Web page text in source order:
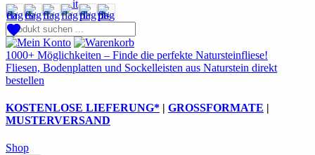
1000+ Möglichkeiten – Finde die perfekte Natursteinfliese!
Fliesen, Bodenplatten und Sockelleisten aus Naturstein direkt
bestellen
KOSTENLOSE LIEFERUNG* | GROSSFORMATE |
MUSTERVERSAND
Shop